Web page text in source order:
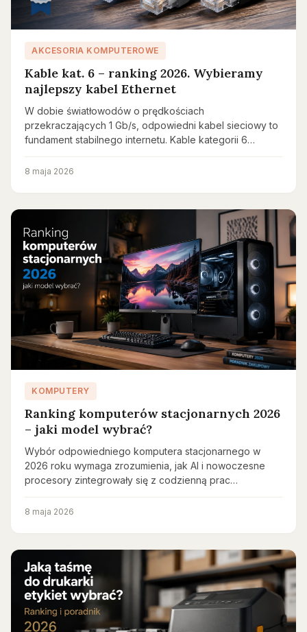
AKCESORIA KOMPUTEROWE
Kable kat. 6 – ranking 2026. Wybieramy
najlepszy kabel Ethernet
W dobie światłowodów o prędkościach
przekraczających 1 Gb/s, odpowiedni kabel sieciowy to
fundament stabilnego internetu. Kable kategorii 6…
8 maja 2026
KOMPUTERY
Ranking komputerów stacjonarnych 2026
– jaki model wybrać?
Wybór odpowiedniego komputera stacjonarnego w
2026 roku wymaga zrozumienia, jak AI i nowoczesne
procesory zintegrowały się z codzienną prac…
8 maja 2026